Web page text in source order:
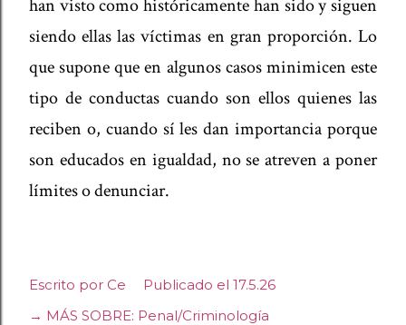
han visto como históricamente han sido y siguen
siendo ellas las víctimas en gran proporción. Lo
que supone que en algunos casos minimicen este
tipo de conductas cuando son ellos quienes las
reciben o, cuando sí les dan importancia porque
son educados en igualdad, no se atreven a poner
límites o denunciar.
Escrito por Ce Publicado el 17.5.26
→ MÁS SOBRE: Penal/Criminología